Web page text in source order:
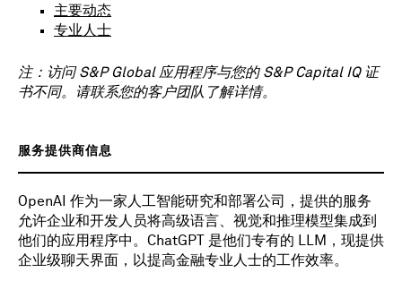
主要动态
专业人士
注：访问 S&P Global 应用程序与您的 S&P Capital IQ 证
书不同。请联系您的客户团队了解详情。
服务提供商信息
OpenAI 作为一家人工智能研究和部署公司，提供的服务
允许企业和开发人员将高级语言、视觉和推理模型集成到
他们的应用程序中。ChatGPT 是他们专有的 LLM，现提供
企业级聊天界面，以提高金融专业人士的工作效率。